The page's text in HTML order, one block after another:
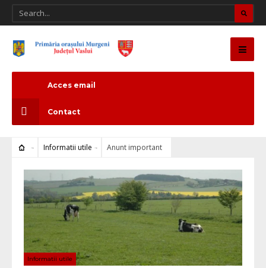
Acces email
Contact
Informatii utile Anunt important
Informatii utile